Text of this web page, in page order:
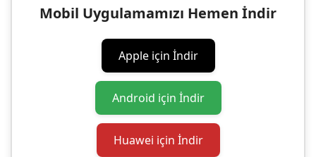
Mobil Uygulamamızı Hemen İndir
Apple için İndir
Android için İndir
Huawei için İndir